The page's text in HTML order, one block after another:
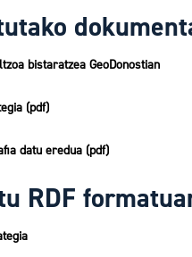
bistaratzea GeoDonostian
(pdf)
datu eredua (pdf)
RDF